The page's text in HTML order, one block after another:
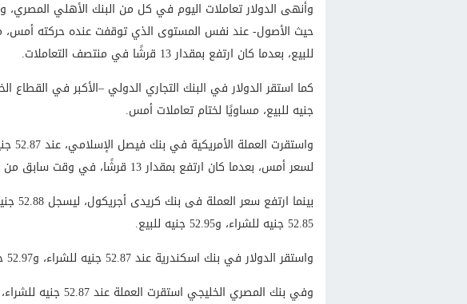
وأنهى الدولار تعاملات اليوم في كل من البنك الأهلي
للبيع، بعدما كان ارتفع بمقدار 13 قرشًا في منتصف التعاملات.
جنيه للبيع، مساويًا لختام تعاملات أمس.
لسعر أمس، بعدما كان ارتفع بمقدار 13 قرشًا، في وقت سابق من تعاملات اليوم.
52.85 جنيه للشراء، و52.95 جنيه للبيع.
واستقر الدولار في بنك اسكندرية عند 52.87 جنيه للشراء، و52.97 جنيه للبيع.
وفي بنك المصري الخليجي استقرت العملة عند 52.87 جنيه للشراء، و52.97 جنيه للبيع.